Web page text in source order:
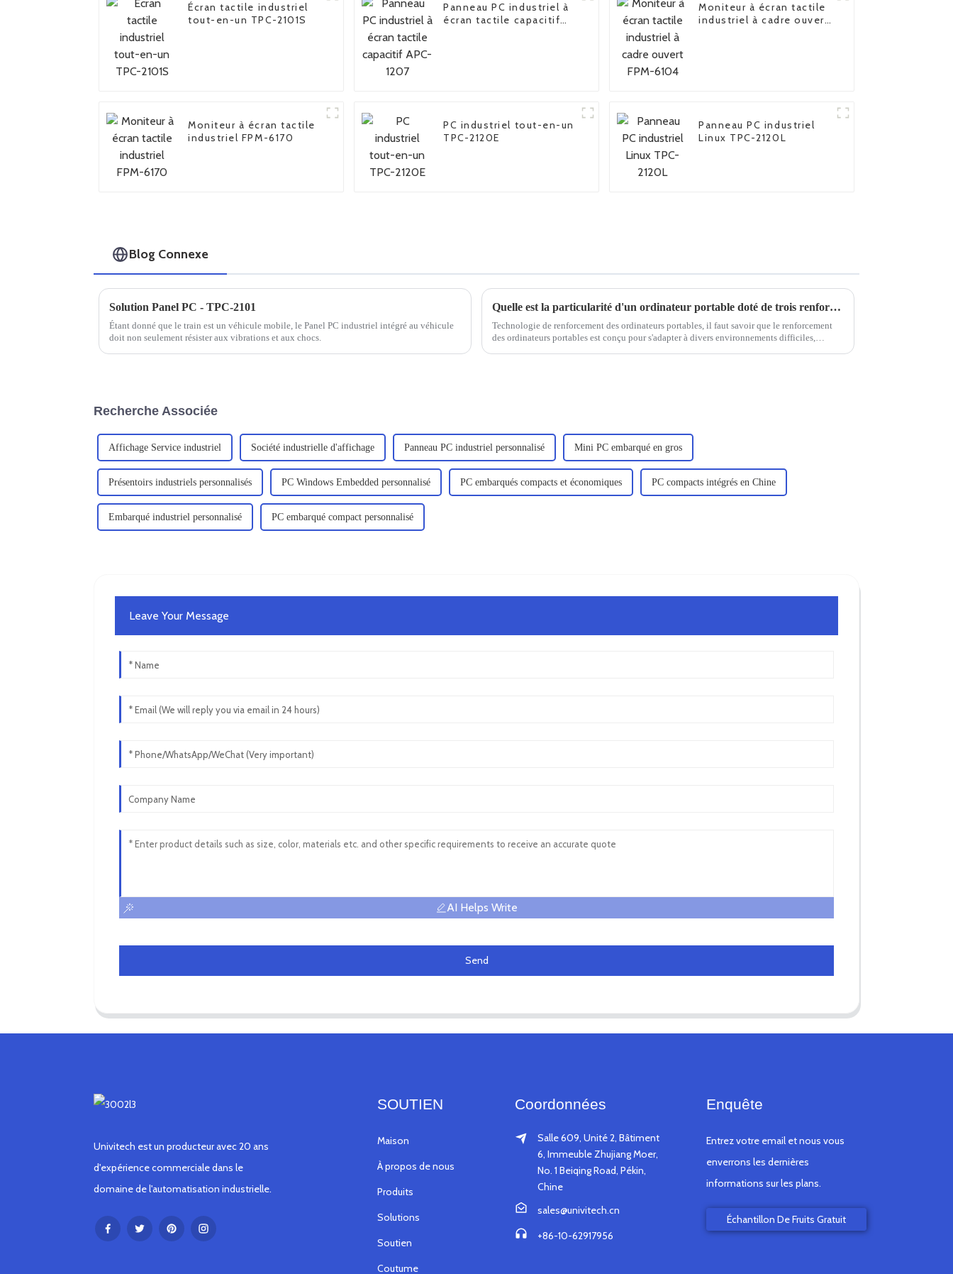
Écran tactile industriel
tout-en-un TPC-2101S
Panneau PC industriel à
écran tactile capacitif
Moniteur à écran tactile
industriel à cadre ouvert
Moniteur à écran tactile
industriel FPM-6170
PC industriel tout-en-un
TPC-2120E
Panneau PC industriel
Linux TPC-2120L
Blog Connexe
Solution Panel PC - TPC-2101
Étant donné que le train est un véhicule mobile, le Panel PC industriel intégré au véhicule
doit non seulement résister aux vibrations et aux chocs.
Quelle est la particularité d'un ordinateur portable doté de trois renforts de défense
Technologie de renforcement des ordinateurs portables, il faut savoir que le renforcement
des ordinateurs portables est conçu pour s'adapter à divers environnements difficiles,
Recherche Associée
Affichage Service industriel Société industrielle d'affichage Panneau PC industriel personnalisé Mini PC embarqué en gros
Présentoirs industriels personnalisés PC Windows Embedded personnalisé PC embarqués compacts et économiques PC compacts intégrés en Chine
Embarqué industriel personnalisé PC embarqué compact personnalisé
Leave Your Message
AI Helps Write
Send
Univitech est un producteur avec 20 ans
d'expérience commerciale dans le
domaine de l'automatisation industrielle.
SOUTIEN
Maison
À propos de nous
Produits
Solutions
Soutien
Coutume
Coordonnées
Salle 609, Unité 2, Bâtiment
6, Immeuble Zhujiang Moer,
No. 1 Beiqing Road, Pékin,
Chine
sales@univitech.cn
+86-10-62917956
Enquête
Entrez votre email et nous vous
enverrons les dernières
informations sur les plans.
Échantillon De Fruits Gratuit